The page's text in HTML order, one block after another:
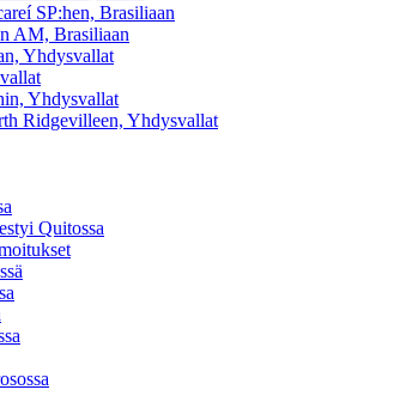
SP:hen, Brasiliaan
AM, Brasiliaan
Yhdysvallat
Yhdysvallat
Ridgevilleen, Yhdysvallat
Quitossa